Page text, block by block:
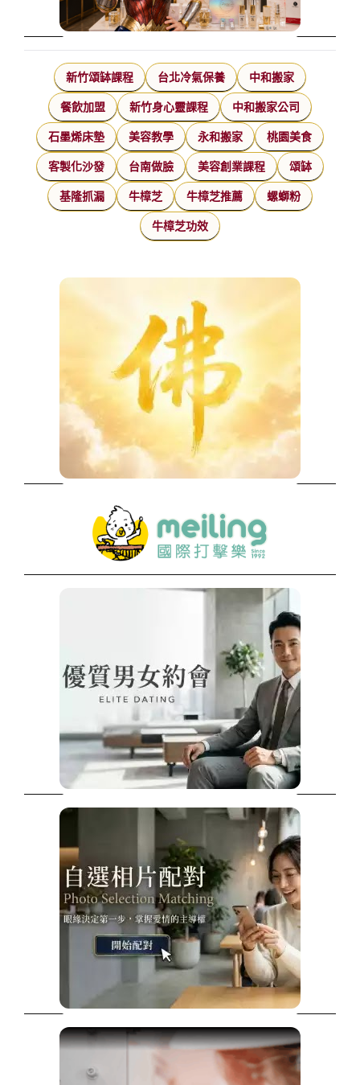
新竹頌缽課程 台北冷氣保養 中和搬家
餐飲加盟 新竹身心靈課程 中和搬家公司
石墨烯床墊 美容教學 永和搬家 桃園美食
客製化沙發 台南做臉 美容創業課程 頌缽
基隆抓漏 牛樟芝 牛樟芝推薦 螺螄粉
牛樟芝功效